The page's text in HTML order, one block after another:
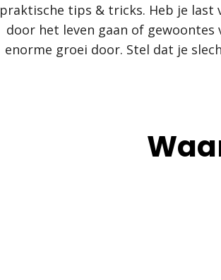
praktische tips & tricks. Heb je last
door het leven gaan of
enorme groei door. Stel dat je